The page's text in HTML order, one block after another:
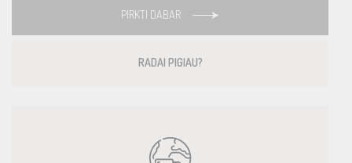
PIRKTI DABAR
RADAI PIGIAU?